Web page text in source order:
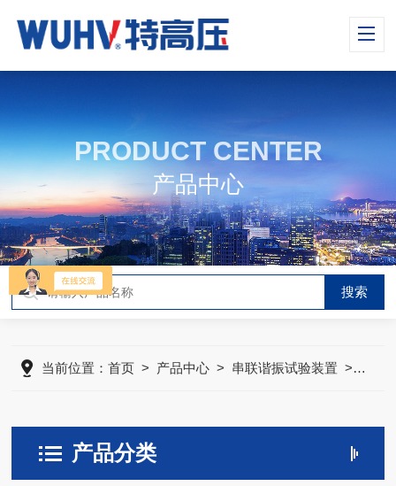
PRODUCT CENTER
产品中心
当前位置：首页 > 产品中心 > 串联谐振试验装置 > UHV
产品分类